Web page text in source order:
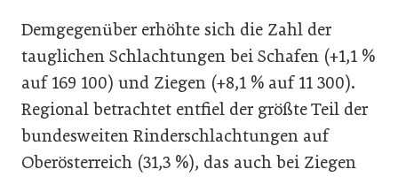
Demgegenüber erhöhte sich die Zahl der
tauglichen Schlachtungen bei Schafen (+1,1 %
auf 169 100) und Ziegen (+8,1 % auf 11 300).
Regional betrachtet entfiel der größte Teil der
bundesweiten Rinderschlachtungen auf
Oberösterreich (31,3 %), das auch bei Ziegen